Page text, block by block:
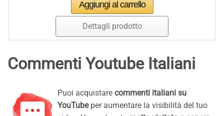
Dettagli prodotto
Commenti Youtube Italiani
Puoi acquistare commenti italiani su
YouTubeper aumentare la visibilità del tuo